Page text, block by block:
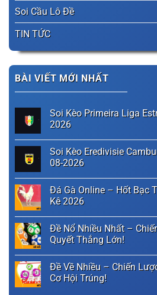
Soi Cầu Lô Đề
TIN TỨC
BÀI VIẾT MỚI NHẤT
Soi Kèo Primeira Liga
2026
Soi Kèo Eredivisie
08-2026
Đá Gà Online – Hốt Bạc
Kê 2026
Đề Nổ Nhiều Nhất –
Quyết Thắng Lớn!
Đề Về Nhiều – Chiến
Cơ Hội Trúng!